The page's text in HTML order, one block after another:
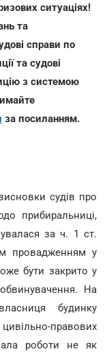
ситуаціях!
та
справи по
та судові
з системою
за посиланням.
судів про
прибиральниці,
за ч. 1 ст.
провадженням у
бути закрито у
На
будинку
правових
роботи не як